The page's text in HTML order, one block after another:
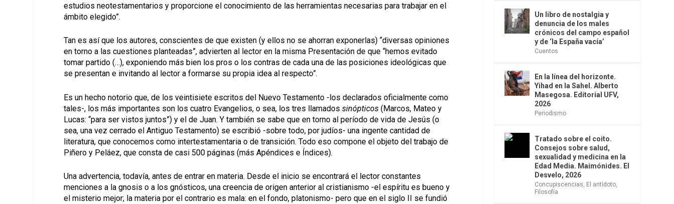
estudios neotestamentarios y proporcione el conocimiento de las herramientas necesarias para trabajar en el
ámbito elegido”.
Tan es así que los autores, conscientes de que existen (y ellos no se ahorran exponerlas) “diversas opiniones
en torno a las cuestiones planteadas”, advierten al lector en la misma Presentación de que “hemos evitado
tomar partido (…), exponiendo más bien los pros o los contras de cada una de las posiciones ideológicas que
se presentan e invitando al lector a formarse su propia idea al respecto”.
Es un hecho notorio que, de los veintisiete escritos del Nuevo Testamento -los declarados oficialmente como
tales-, los más importantes son los cuatro Evangelios, o sea, los tres llamadossinópticos (Marcos, Mateo y
Lucas: “para ser vistos juntos”) y el de Juan. Y también se sabe que en torno al período de vida de Jesús (o
sea, una vez cerrado el Antiguo Testamento) se escribió -sobre todo, por judíos- una ingente cantidad de
literatura, que conocemos como intertestamentaria o de transición. Todo eso compone el objeto del trabajo de
Piñero y Peláez, que consta de casi 500 páginas (más Apéndices e Índices).
Una advertencia, todavía, antes de entrar en materia. Desde el inicio se encontrará el lector constantes
menciones a la gnosis o a los gnósticos, una creencia de origen anterior al cristianismo -el espíritu es bueno y
el misterio mejor; la materia por el contrario es mala: en el fondo, platonismo- pero que en el siglo II se fundió
Un libro de nostalgia y
denuncia de los males
crónicos del campo español
y de ‘la España vacía’
Cuentos
En la línea del horizonte.
Yihad en la Sahel. Alberto
Masegosa. Editorial UFV,
2026
Periodismo
Tratado sobre el coito.
Consejos sobre salud,
sexualidad y medicina en la
Edad Media. Maimónides. El
Desvelo, 2026
Concupiscencias El antídoto
Filosofía